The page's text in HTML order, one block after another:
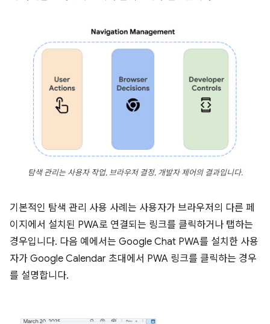
탐색 관리는 사용자 작업, 브라우저 결정, 개발자 제어의 결과입니다.
기본적인 탐색 관리 사용 사례는 사용자가 브라우저의 다른 페
이지에서 설치된 PWA로 연결되는 링크를 클릭하거나 탭하는
경우입니다. 다음 예에서는 Google Chat PWA를 설치한 사용
자가 Google Calendar 초대에서 PWA 링크를 클릭하는 경우
를 설명합니다.